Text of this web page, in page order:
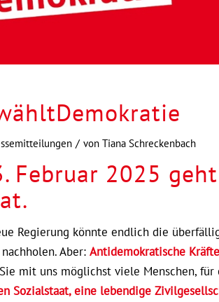
/ von Tiana Schreckenbach
Februar 2025
Regierung könnte endlich die
Aber: Antidemokratische
mit uns möglichst viele Menschen,
Sozialstaat, eine lebendige